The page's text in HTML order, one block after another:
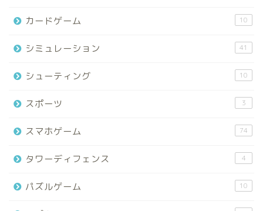
カードゲーム 10
シミュレーション 41
シューティング 10
スポーツ 3
スマホゲーム 74
タワーディフェンス 4
パズルゲーム 10